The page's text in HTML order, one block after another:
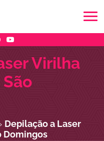
Virilha
Depilação a Laser
Domingos